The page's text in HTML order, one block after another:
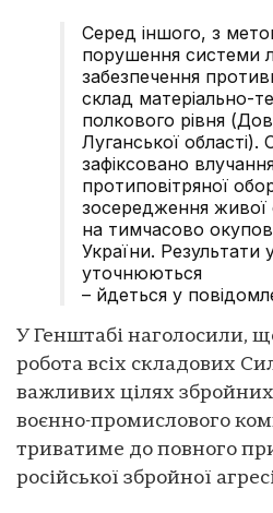
Серед іншого, з
порушення системи
забезпечення
склад матеріально-
полкового рівня
Луганської області).
зафіксовано
протиповітряної
зосередження живої
на тимчасово
України. Результати
уточнюються
– йдеться у
У Генштабі наголосили,
робота всіх складових
важливих цілях збройних
воєнно-промислового
триватиме до повного
російської збройної